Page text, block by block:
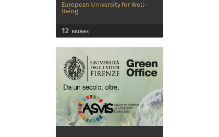
European University for Well-
Being
12 BADGES